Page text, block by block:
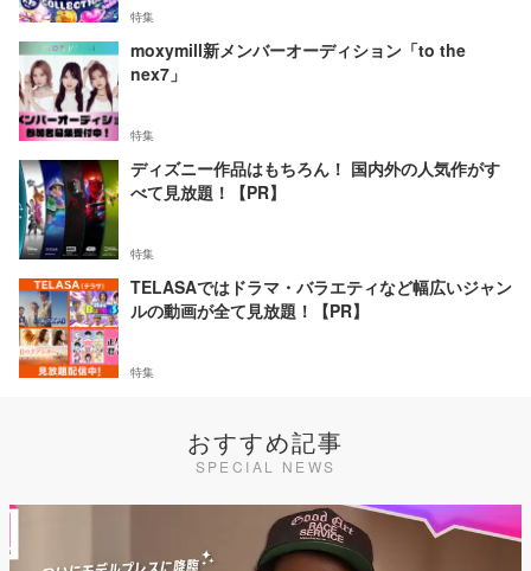
特集
moxymill新メンバーオーディション「to the
nex7」
特集
ディズニー作品はもちろん！ 国内外の人気作がす
べて見放題！【PR】
特集
TELASAではドラマ・バラエティなど幅広いジャン
ルの動画が全て見放題！【PR】
特集
おすすめ記事
SPECIAL NEWS